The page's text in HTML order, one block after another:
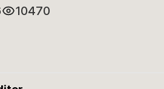
10470